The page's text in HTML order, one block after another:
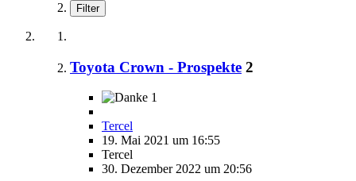
Filter
Toyota Crown - Prospekte 2
1
Tercel
19. Mai 2021 um 16:55
Tercel
30. Dezember 2022 um 20:56